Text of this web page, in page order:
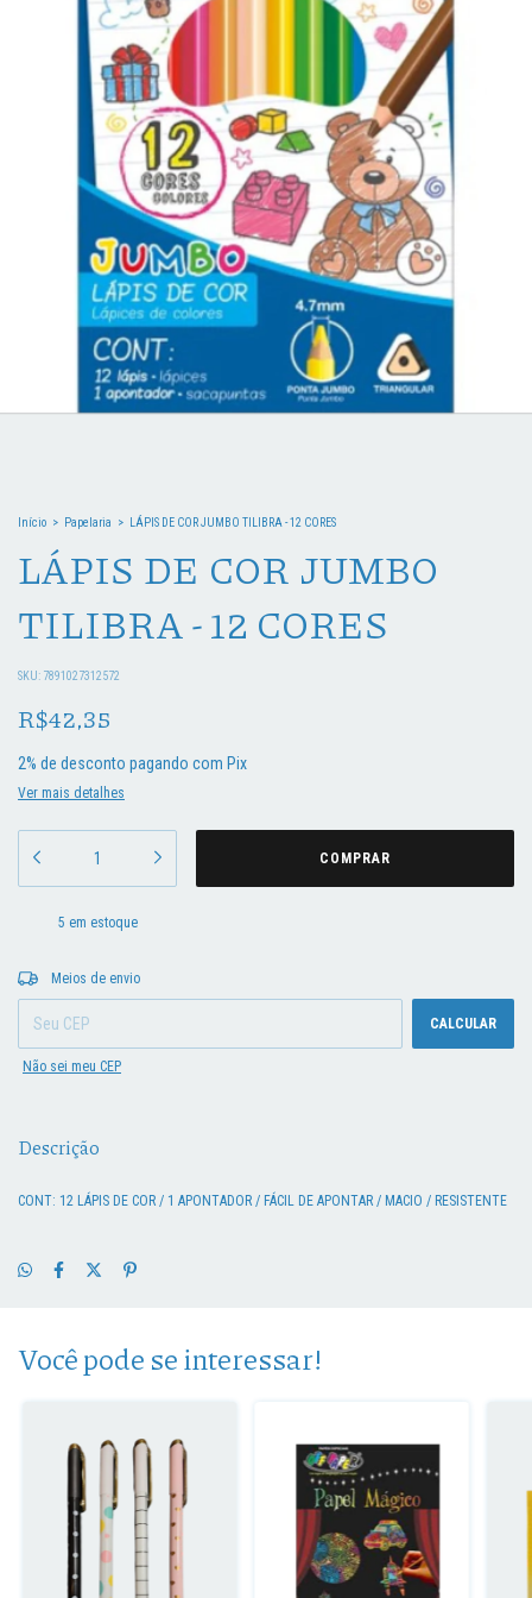
Início > Papelaria > LÁPIS DE COR JUMBO TILIBRA - 12 CORES
LÁPIS DE COR JUMBO
TILIBRA - 12 CORES
SKU: 7891027312572
R$42,35
2% de desconto pagando com Pix
Ver mais detalhes
5 em estoque
Entregas para o CEP:
Meios de envio
CALCULAR
Não sei meu CEP
Descrição
CONT: 12 LÁPIS DE COR / 1 APONTADOR / FÁCIL DE APONTAR / MACIO / RESISTENTE
Você pode se interessar!